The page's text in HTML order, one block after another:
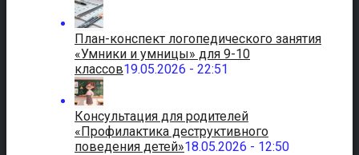
План-конспект логопедического занятия
«Умники и умницы» для 9-10
классов19.05.2026 - 22:51
Консультация для родителей
«Профилактика деструктивного
поведения детей»18.05.2026 - 12:50